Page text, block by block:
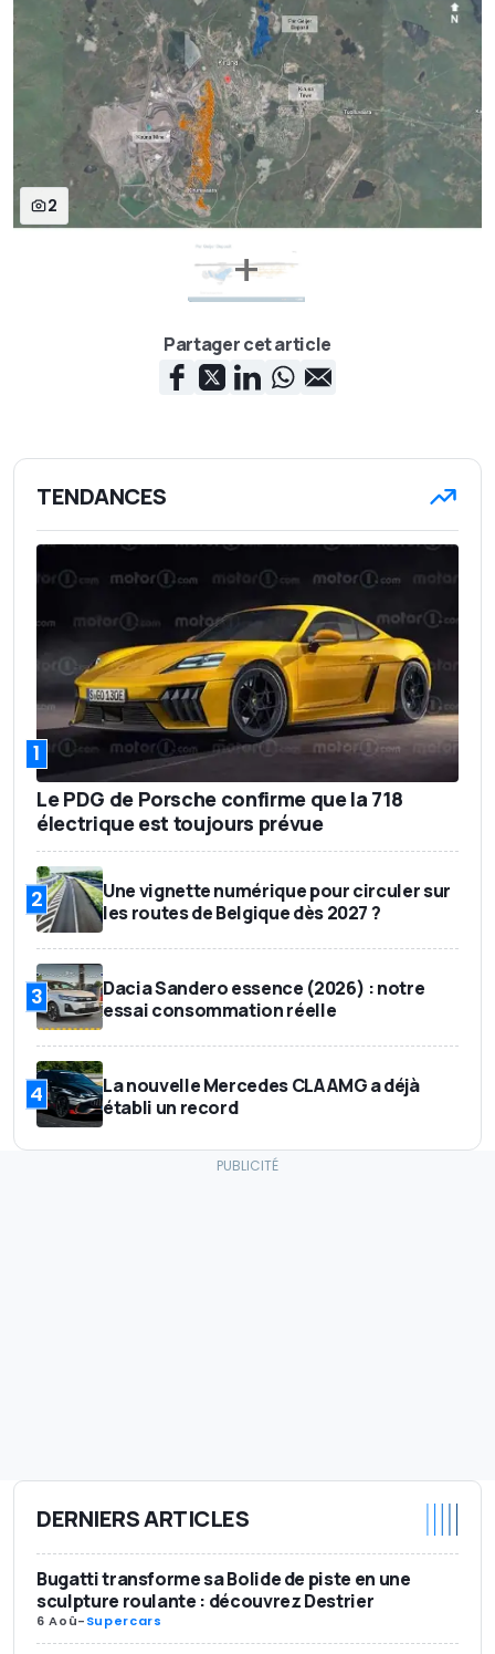
2
Partager cet article
TENDANCES
1
Le PDG de Porsche confirme que la 718
électrique est toujours prévue
2
Une vignette numérique pour circuler sur
les routes de Belgique dès 2027 ?
3
Dacia Sandero essence (2026) : notre
essai consommation réelle
4
La nouvelle Mercedes CLA AMG a déjà
établi un record
DERNIERS ARTICLES
Bugatti transforme sa Bolide de piste en une
sculpture roulante : découvrez Destrier
6 Aoû-Supercars